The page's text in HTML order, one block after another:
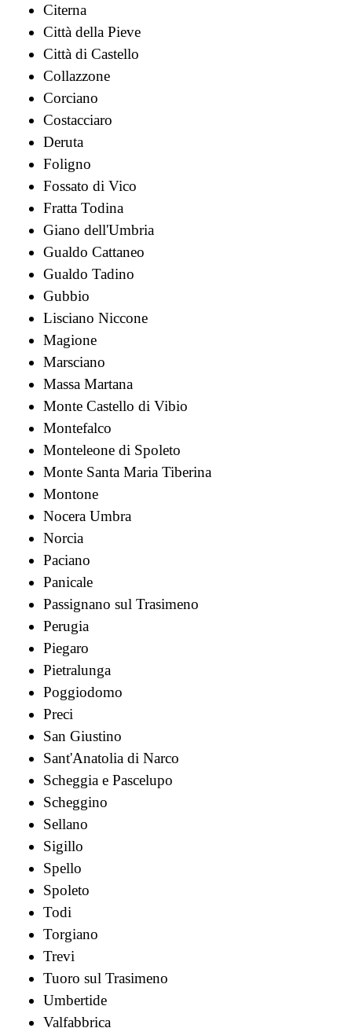
Citerna
Città della Pieve
Città di Castello
Collazzone
Corciano
Costacciaro
Deruta
Foligno
Fossato di Vico
Fratta Todina
Giano dell'Umbria
Gualdo Cattaneo
Gualdo Tadino
Gubbio
Lisciano Niccone
Magione
Marsciano
Massa Martana
Monte Castello di Vibio
Montefalco
Monteleone di Spoleto
Monte Santa Maria Tiberina
Montone
Nocera Umbra
Norcia
Paciano
Panicale
Passignano sul Trasimeno
Perugia
Piegaro
Pietralunga
Poggiodomo
Preci
San Giustino
Sant'Anatolia di Narco
Scheggia e Pascelupo
Scheggino
Sellano
Sigillo
Spello
Spoleto
Todi
Torgiano
Trevi
Tuoro sul Trasimeno
Umbertide
Valfabbrica